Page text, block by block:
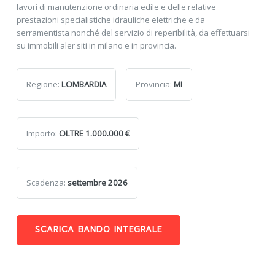
lavori di manutenzione ordinaria edile e delle relative
prestazioni specialistiche idrauliche elettriche e da
serramentista nonché del servizio di reperibilità, da effettuarsi
su immobili aler siti in milano e in provincia.
Regione: LOMBARDIA Provincia: MI
Importo: OLTRE 1.000.000 €
Scadenza: settembre 2026
SCARICA BANDO INTEGRALE